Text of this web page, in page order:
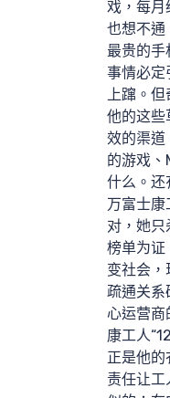
戏，每月
也想不通
最贵的手
事情必定
上蹿。但
他的这些
效的渠道
的游戏、
什么。还
万富士
对，她
榜单为证
变社会
疏通关系
心运营商
康工人
正是他
责任让